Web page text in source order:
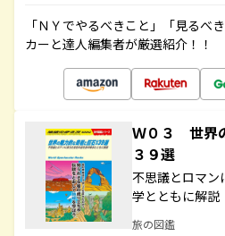
「ＮＹでやるべきこと」「見るべ
カーと達人編集者が厳選紹介！！
Ｗ０３ 世界
３９選
不思議とロマン
学とともに解説
旅の図鑑